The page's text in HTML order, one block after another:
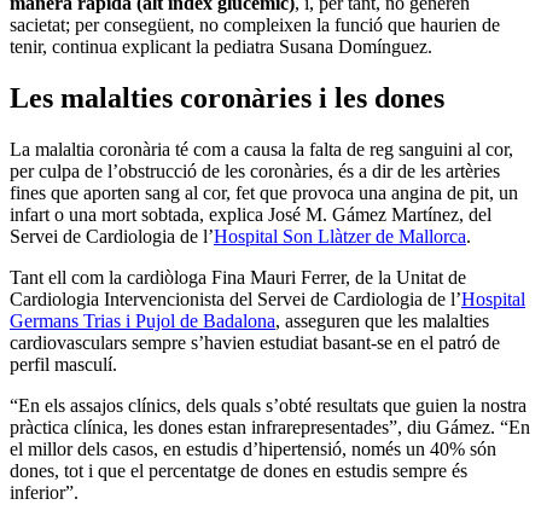
sacietat; per consegüent, no compleixen la funció que haurien de
tenir, continua explicant la pediatra Susana Domínguez.
Les malalties coronàries i les dones
La malaltia coronària té com a causa la falta de reg sanguini al cor,
per culpa de l’obstrucció de les coronàries, és a dir de les artèries
fines que aporten sang al cor, fet que provoca una angina de pit, un
infart o una mort sobtada, explica José M. Gámez Martínez, del
Servei de Cardiologia de l’Hospital Son Llàtzer de Mallorca.
Tant ell com la cardiòloga Fina Mauri Ferrer, de la Unitat de
Cardiologia Intervencionista del Servei de Cardiologia de l’Hospital
Germans Trias i Pujol de Badalona, asseguren que les malalties
cardiovasculars sempre s’havien estudiat basant-se en el patró de
perfil masculí.
“En els assajos clínics, dels quals s’obté resultats que guien la nostra
pràctica clínica, les dones estan infrarepresentades”, diu Gámez. “En
el millor dels casos, en estudis d’hipertensió, només un 40% són
dones, tot i que el percentatge de dones en estudis sempre és
inferior”.